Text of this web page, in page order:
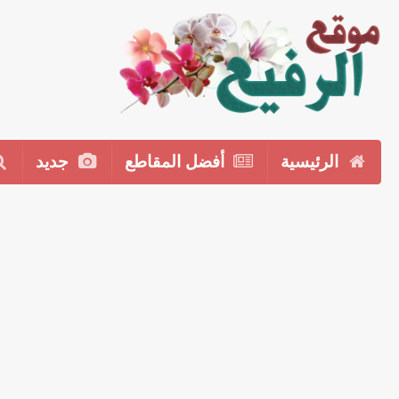
الرئيسية أفضل المقاطع جديد